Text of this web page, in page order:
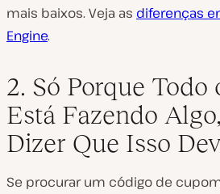
mais baixos. Veja as diferenças
Engine.
2. Só Porque Todo
Está Fazendo
Dizer Que Isso
Se procurar um código de